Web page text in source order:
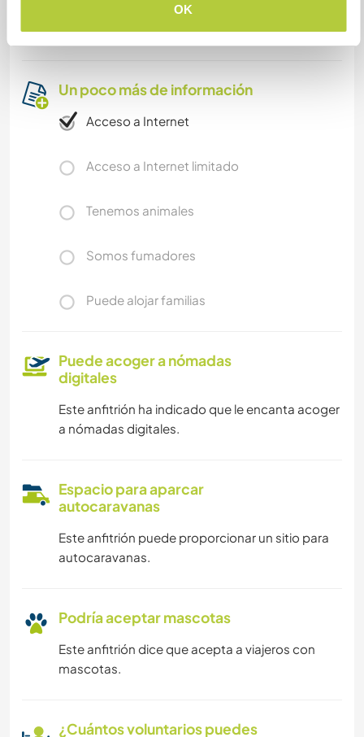
OK
train or bus, although a car is unfortunately
necessary for many trips.
Un poco más de información
Acceso a Internet
Acceso a Internet limitado
Tenemos animales
Somos fumadores
Puede alojar familias
Puede acoger a nómadas
digitales
Este anfitrión ha indicado que le encanta acoger
a nómadas digitales.
Espacio para aparcar
autocaravanas
Este anfitrión puede proporcionar un sitio para
autocaravanas.
Podría aceptar mascotas
Este anfitrión dice que acepta a viajeros con
mascotas.
¿Cuántos voluntarios puedes